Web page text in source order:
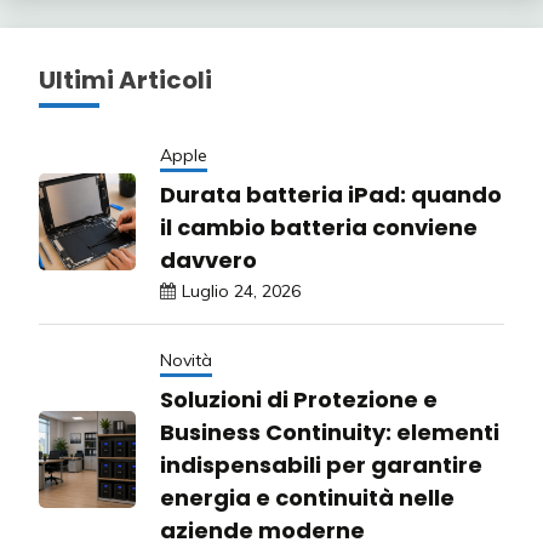
Ultimi Articoli
Apple
Durata batteria iPad: quando
il cambio batteria conviene
davvero
Luglio 24, 2026
Novità
Soluzioni di Protezione e
Business Continuity: elementi
indispensabili per garantire
energia e continuità nelle
aziende moderne